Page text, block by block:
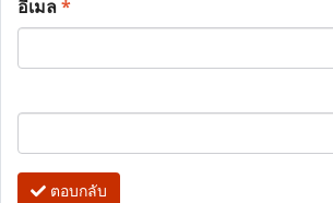
อีเมล*
ตอบกลับ